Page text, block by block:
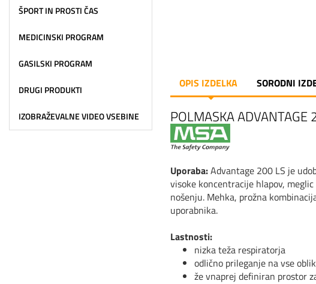
ŠPORT IN PROSTI ČAS
MEDICINSKI PROGRAM
GASILSKI PROGRAM
DRUGI PRODUKTI
IZOBRAŽEVALNE VIDEO VSEBINE
OPIS IZDELKA SORODNI
POLMASKA ADVANTAGE
Uporaba:Advantage 200 LS je
visoke koncentracije hlapov,
nošenju. Mehka, prožna
uporabnika.
Lastnosti:
nizka teža respiratorja
odlično prileganje na vse
že vnaprej definiran prostor